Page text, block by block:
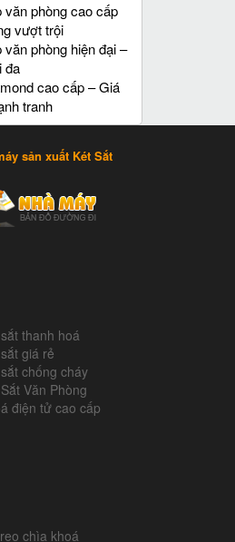
văn phòng cao cấp
vượt trội
văn phòng hiện đại –
đa
cao cấp – Giá
tranh
sản xuất Két Sắt
thanh hoá
giá rẻ
chống cháy
Văn Phòng
điện tử cao cấp
chìa khoá